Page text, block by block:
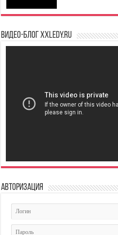
Видео-блог XXLedy.ru
Авторизация